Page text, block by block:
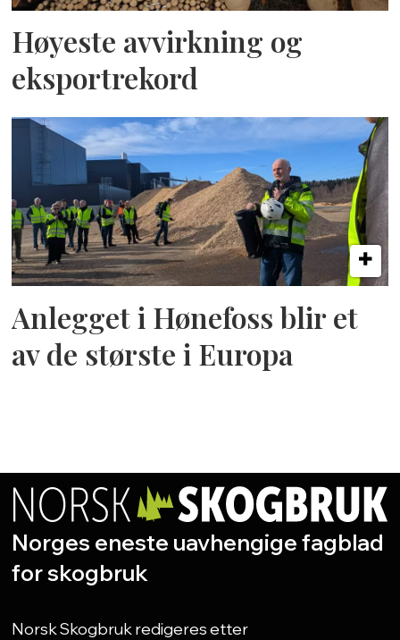
Høyeste avvirkning og
eksportrekord
Anlegget i Hønefoss blir et
av de største i Europa
Norges eneste uavhengige fagblad
for skogbruk
Norsk Skogbruk redigeres etter